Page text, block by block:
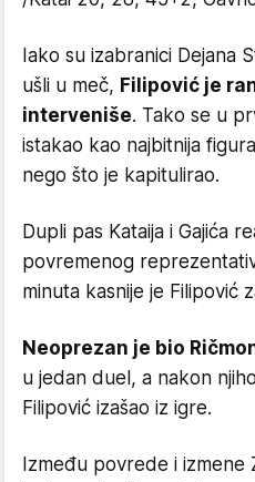
Iako su izabranici Dejana
ušli u meč, Filipović je
interveniše. Tako se u
istakao kao najbitnija
nego što je kapitulirao.
Dupli pas Kataija i Gajića
povremenog
minuta kasnije je Filipović
Neoprezan je bio
u jedan duel, a nakon
Filipović izašao iz igre.
Između povrede i izmene